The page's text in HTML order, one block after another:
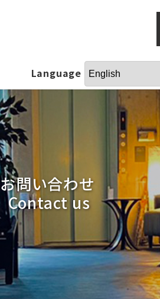
Language
お問い合わせ
Contact us